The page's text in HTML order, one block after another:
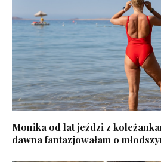
Monika od lat jeździ z
dawna fantazjowałam o